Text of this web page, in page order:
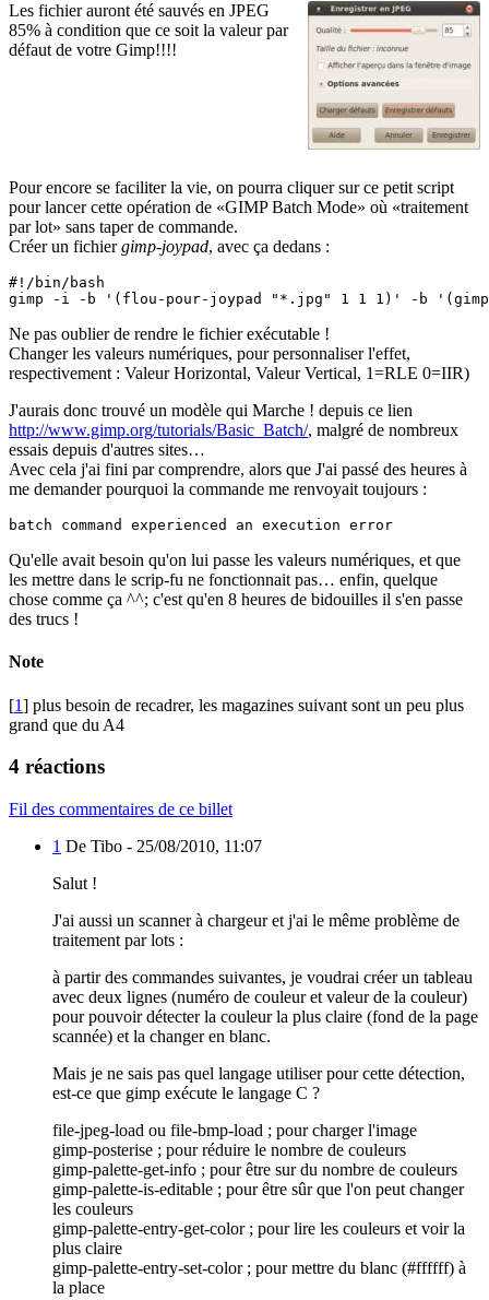
Les fichier auront été sauvés en JPEG
85% à condition que ce soit la valeur par
défaut de votre Gimp!!!!
Pour encore se faciliter la vie, on pourra cliquer sur ce petit script
pour lancer cette opération de «GIMP Batch Mode» où «traitement
par lot» sans taper de commande.
Créer un fichiergimp-joypad, avec ça dedans :
#!/bin/bash
Ne pas oublier de rendre le fichier exécutable !
Changer les valeurs numériques, pour personnaliser l'effet,
respectivement : Valeur Horizontal, Valeur Vertical, 1=RLE 0=IIR)
J'aurais donc trouvé un modèle qui Marche ! depuis ce lien
http://www.gimp.org/tutorials/Basic_Batch/, malgré de nombreux
essais depuis d'autres sites…
Avec cela j'ai fini par comprendre, alors que J'ai passé des heures à
me demander pourquoi la commande me renvoyait toujours :
Qu'elle avait besoin qu'on lui passe les valeurs numériques, et que
les mettre dans le scrip-fu ne fonctionnait pas… enfin, quelque
chose comme ça ^^; c'est qu'en 8 heures de bidouilles il s'en passe
des trucs !
Note
[1] plus besoin de recadrer, les magazines suivant sont un peu plus
grand que du A4
4 réactions
Fil des commentaires de ce billet
1 De Tibo - 25/08/2010, 11:07
Salut !
J'ai aussi un scanner à chargeur et j'ai le même problème de
traitement par lots :
à partir des commandes suivantes, je voudrai créer un tableau
avec deux lignes (numéro de couleur et valeur de la couleur)
pour pouvoir détecter la couleur la plus claire (fond de la page
scannée) et la changer en blanc.
Mais je ne sais pas quel langage utiliser pour cette détection,
est-ce que gimp exécute le langage C ?
file-jpeg-load ou file-bmp-load ; pour charger l'image
gimp-posterise ; pour réduire le nombre de couleurs
gimp-palette-get-info ; pour être sur du nombre de couleurs
gimp-palette-is-editable ; pour être sûr que l'on peut changer
les couleurs
gimp-palette-entry-get-color ; pour lire les couleurs et voir la
plus claire
gimp-palette-entry-set-color ; pour mettre du blanc (#ffffff) à
la place